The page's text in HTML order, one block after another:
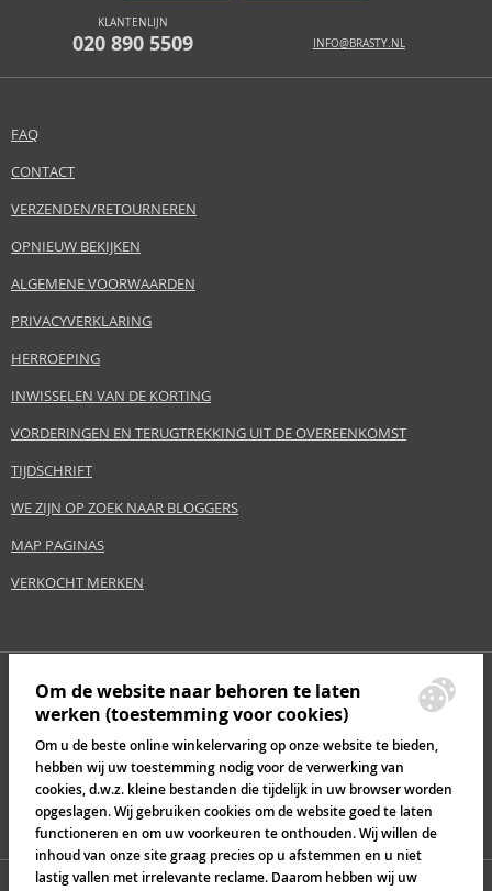
KLANTENLIJN
020 890 5509 INFO@BRASTY.NL
FAQ
CONTACT
VERZENDEN/RETOURNEREN
OPNIEUW BEKIJKEN
ALGEMENE VOORWAARDEN
PRIVACYVERKLARING
HERROEPING
INWISSELEN VAN DE KORTING
VORDERINGEN EN TERUGTREKKING UIT DE OVEREENKOMST
TIJDSCHRIFT
WE ZIJN OP ZOEK NAAR BLOGGERS
MAP PAGINAS
VERKOCHT MERKEN
Om de website naar behoren te laten
werken (toestemming voor cookies)
Om u de beste online winkelervaring op onze website te bieden,
hebben wij uw toestemming nodig voor de verwerking van
cookies, d.w.z. kleine bestanden die tijdelijk in uw browser worden
opgeslagen. Wij gebruiken cookies om de website goed te laten
functioneren en om uw voorkeuren te onthouden. Wij willen de
inhoud van onze site graag precies op u afstemmen en u niet
lastig vallen met irrelevante reclame. Daarom hebben wij uw